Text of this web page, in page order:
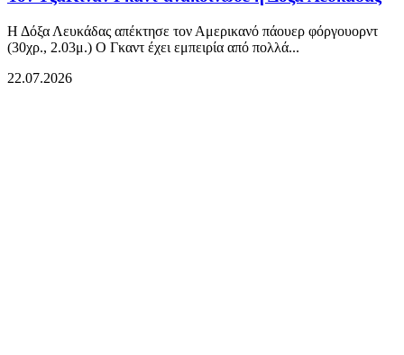
Η Δόξα Λευκάδας απέκτησε τον Αμερικανό πάουερ φόργουορντ
(30χρ., 2.03μ.) Ο Γκαντ έχει εμπειρία από πολλά...
22.07.2026